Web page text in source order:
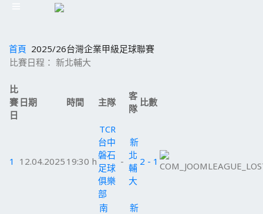
首頁 2025/26台灣企業甲級足球聯賽
比賽日程： 新北輔大
比
賽
日
日期 時間 主隊
客
隊
比數
1 12.04.2025 19:30 h
TCR
台中
磐石
足球
俱樂
部
-
新
北
輔
大
2 - 1
南
新